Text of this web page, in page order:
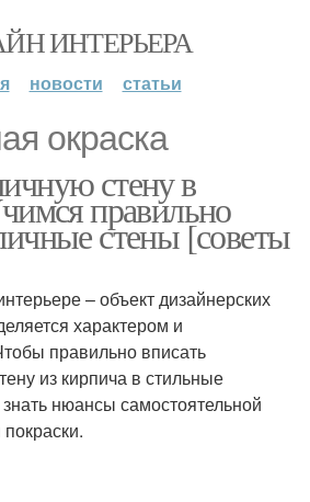
ИНТЕРЬЕРА
новости статьи
окраска
стену в
правильно
стены [советы
– объект дизайнерских
характером и
правильно вписать
из кирпича в стильные
нюансы самостоятельной